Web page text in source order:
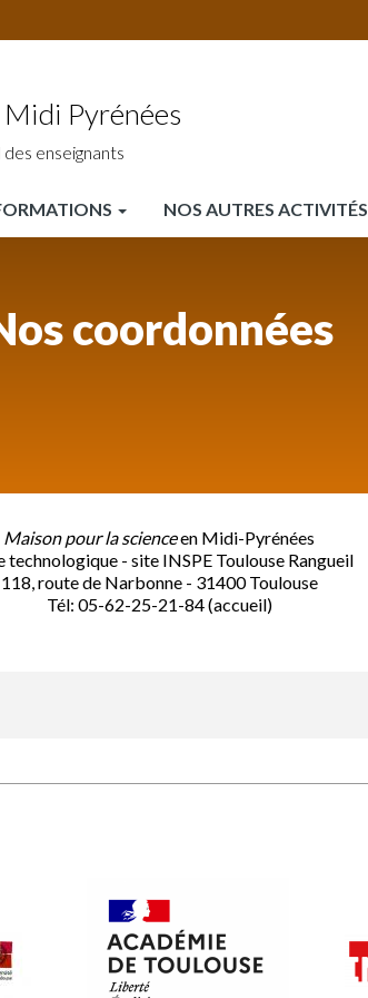
Pyrénées
enseignants
NOS AUTRES ACTIVITÉS
coordonnées
Maison pour la scienceen Midi-Pyrénées
technologique - site INSPE Toulouse Rangueil
118, route de Narbonne - 31400 Toulouse
Tél: 05-62-25-21-84 (accueil)